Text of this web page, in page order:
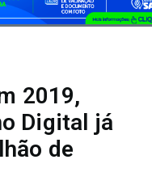
2019,
Digital já
de